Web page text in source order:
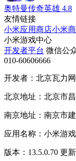
奥特曼传奇英雄 4.8
友情链接
小米应用商店小米
小米游戏中心
开发者平台 微信公
010-60606666
开发者：北京瓦力
北京地址：北京市
南京地址：南京市
应用名称：小米游
版本：13.5.0.70 更